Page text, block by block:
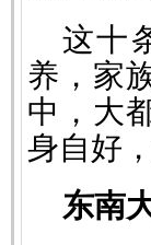
这十
养，家
中，大
身自好
东南